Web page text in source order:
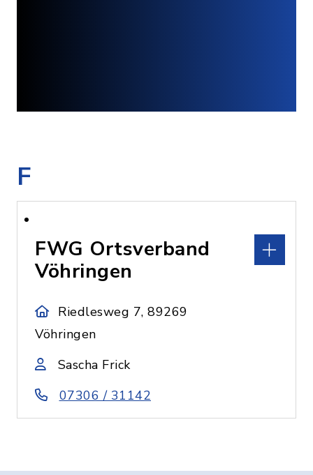
F
FWG Ortsverband
Vöhringen
Riedlesweg 7, 89269
Vöhringen
Sascha Frick
07306 / 31142